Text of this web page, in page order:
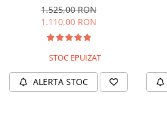
90W, 12V, Black & White
1.525,00 RON
1.110,00 RON
STOC EPUIZAT
ALERTA STOC